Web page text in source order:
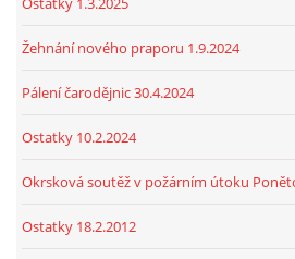
Žehnání nového praporu 1.9.2024
Pálení čarodějnic 30.4.2024
Ostatky 10.2.2024
Okrsková soutěž v požárním útoku
Ostatky 18.2.2012